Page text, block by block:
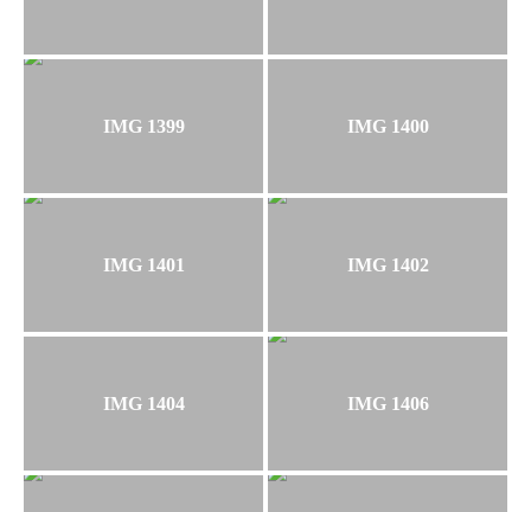
IMG 1399 IMG 1400
IMG 1401 IMG 1402
IMG 1404 IMG 1406